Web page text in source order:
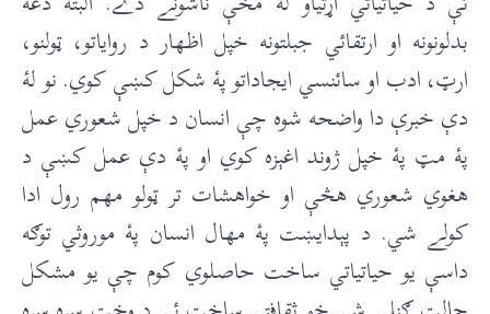
بدلونونه او ارتقائي جبلتونه خپل اظهار د رواياتو، ټولنو،
ارټ، ادب او سائنسي ايجاداتو پۀ شکل کښې کوي. نو لۀ
دې خبرې دا واضحه شوه چې انسان د خپل شعوري عمل
پۀ مټ پۀ خپل ژوند اغېزه کوي او پۀ دې عمل کښې د
هغوي شعوري هڅې او خواهشات تر ټولو مهم رول ادا
کولے شي. د پېدايښت پۀ مهال انسان پۀ موروثي توګه
داسې يو حياتياتي ساخت حاصلوي کوم چې يو مشکل